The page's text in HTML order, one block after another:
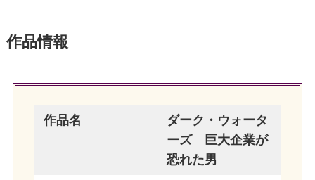
作品情報
作品名
ダーク・ウォータ
ーズ 巨大企業が
恐れた男